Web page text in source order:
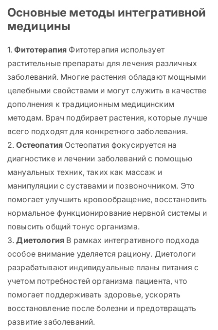
Основные методы интегративной
медицины
1.Фитотерапия Фитотерапия использует
растительные препараты для лечения различных
заболеваний. Многие растения обладают мощными
целебными свойствами и могут служить в качестве
дополнения к традиционным медицинским
методам. Врач подбирает растения, которые лучше
всего подходят для конкретного заболевания.
2.Остеопатия Остеопатия фокусируется на
диагностике и лечении заболеваний с помощью
мануальных техник, таких как массаж и
манипуляции с суставами и позвоночником. Это
помогает улучшить кровообращение, восстановить
нормальное функционирование нервной системы и
повысить общий тонус организма.
3.Диетология В рамках интегративного подхода
особое внимание уделяется рациону. Диетологи
разрабатывают индивидуальные планы питания с
учетом потребностей организма пациента, что
помогает поддерживать здоровье, ускорять
восстановление после болезни и предотвращать
развитие заболеваний.